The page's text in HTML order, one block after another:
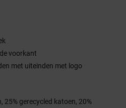
voorkant
met uiteinden met logo
25% gerecycled katoen, 20%